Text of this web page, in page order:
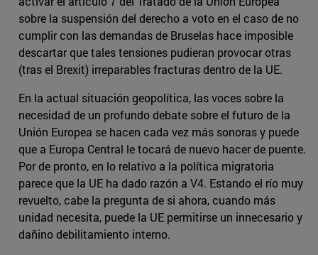
sobre la suspensión del derecho a voto en el caso de no
cumplir con las demandas de Bruselas hace imposible
descartar que tales tensiones pudieran provocar otras
(tras el Brexit) irreparables fracturas dentro de la UE.
En la actual situación geopolítica, las voces sobre la
necesidad de un profundo debate sobre el futuro de la
Unión Europea se hacen cada vez más sonoras y puede
que a Europa Central le tocará de nuevo hacer de puente.
Por de pronto, en lo relativo a la política migratoria
parece que la UE ha dado razón a V4. Estando el río muy
revuelto, cabe la pregunta de si ahora, cuando más
unidad necesita, puede la UE permitirse un innecesario y
dañino debilitamiento interno.